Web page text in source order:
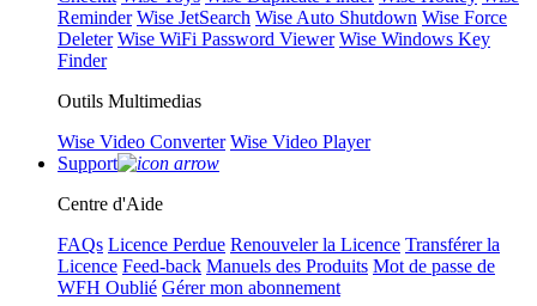
Reminder Wise JetSearch Wise Auto Shutdown Wise Force
Deleter Wise WiFi Password Viewer Wise Windows Key
Finder
Outils Multimedias
Wise Video Converter Wise Video Player
Support
Centre d'Aide
FAQs Licence Perdue Renouveler la Licence Transférer la
Licence Feed-back Manuels des Produits Mot de passe de
WFH Oublié Gérer mon abonnement